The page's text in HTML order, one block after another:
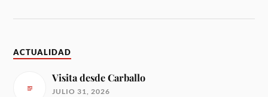
ACTUALIDAD
Visita desde Carballo
JULIO 31, 2026